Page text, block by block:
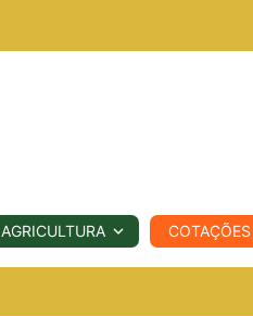
AGROTEMPO
AGRICULTURA COTAÇÕES